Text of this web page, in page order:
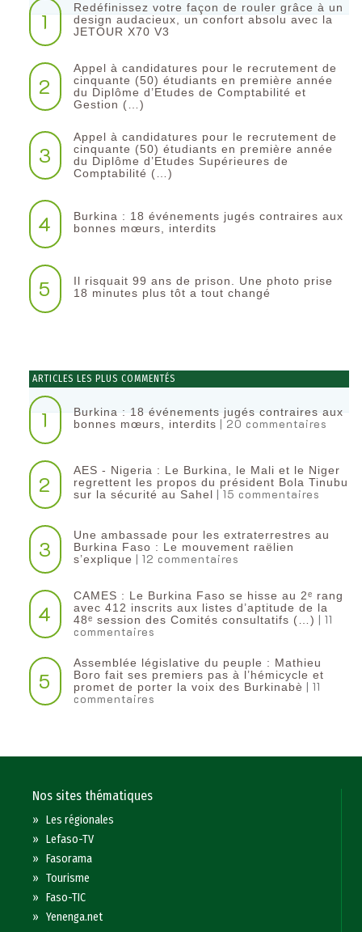
1
Redéfinissez votre façon de rouler grâce à un
design audacieux, un confort absolu avec la
JETOUR X70 V3
2
Appel à candidatures pour le recrutement de
cinquante (50) étudiants en première année
du Diplôme d’Etudes de Comptabilité et
Gestion (…)
3
Appel à candidatures pour le recrutement de
cinquante (50) étudiants en première année
du Diplôme d’Etudes Supérieures de
Comptabilité (…)
4
Burkina : 18 événements jugés contraires aux
bonnes mœurs, interdits
5
Il risquait 99 ans de prison. Une photo prise
18 minutes plus tôt a tout changé
ARTICLES LES PLUS COMMENTÉS
1
Burkina : 18 événements jugés contraires aux
bonnes mœurs, interdits | 20 commentaires
2
AES - Nigeria : Le Burkina, le Mali et le Niger
regrettent les propos du président Bola Tinubu
sur la sécurité au Sahel | 15 commentaires
3
Une ambassade pour les extraterrestres au
Burkina Faso : Le mouvement raëlien
s’explique | 12 commentaires
4
CAMES : Le Burkina Faso se hisse au 2ᵉ rang
avec 412 inscrits aux listes d’aptitude de la
48ᵉ session des Comités consultatifs (…) | 11
commentaires
5
Assemblée législative du peuple : Mathieu
Boro fait ses premiers pas à l’hémicycle et
promet de porter la voix des Burkinabè | 11
commentaires
Nos sites thématiques
»Les régionales
»Lefaso-TV
»Fasorama
»Tourisme
»Faso-TIC
»Yenenga.net